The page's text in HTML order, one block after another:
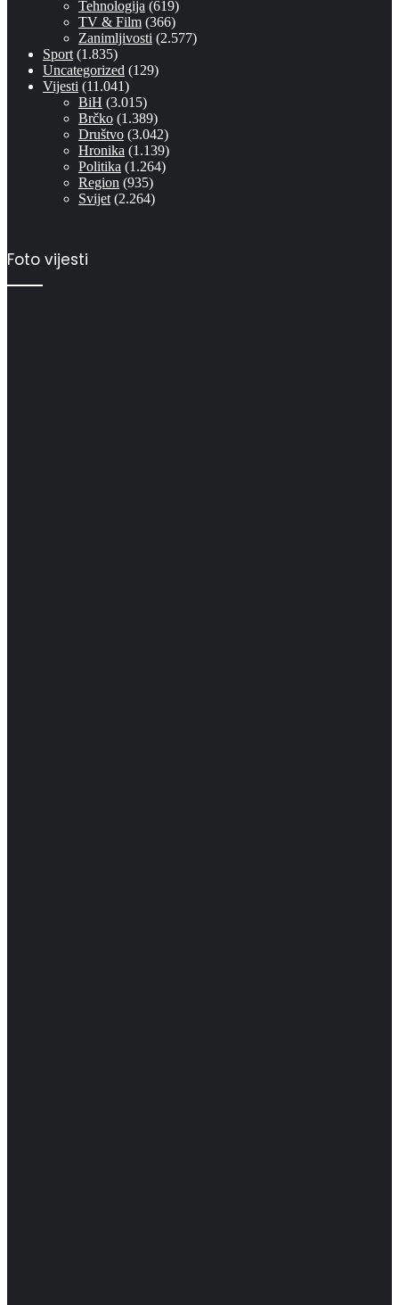
Tehnologija (619)
TV & Film (366)
Zanimljivosti (2.577)
Sport (1.835)
Uncategorized (129)
Vijesti (11.041)
BiH (3.015)
Brčko (1.389)
Društvo (3.042)
Hronika (1.139)
Politika (1.264)
Region (935)
Svijet (2.264)
Foto vijesti